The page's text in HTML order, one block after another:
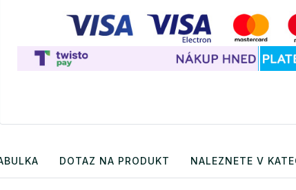
DOTAZ NA PRODUKT NALEZNETE V